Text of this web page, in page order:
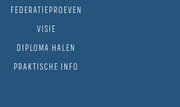
FEDERATIEPROEVEN
VISIE
DIPLOMA HALEN
PRAKTISCHE INFO